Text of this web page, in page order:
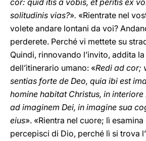
cor: quid itis a vobis, et peritis ex
solitudinis vias?». «Rientrate nel
volete andare lontani da voi?
perderete. Perché vi mettete su
Quindi, rinnovando l’invito, addita
dell’itinerario umano: «Redi ad cor;
sentias forte de Deo, quia ibi est
homine habitat Christus, in
ad imaginem Dei, in imagine sua
eius». «Rientra nel cuore; lì
percepisci di Dio, perché lì si trova